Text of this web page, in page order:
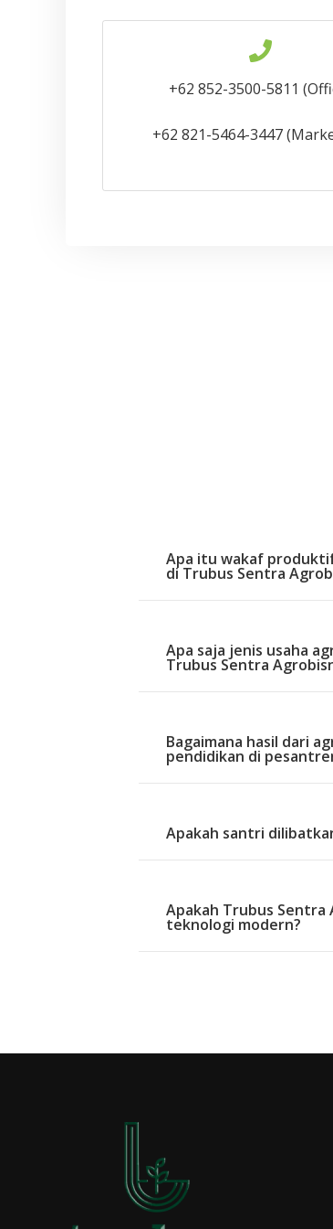
+62 852-3500-5811
+62 821-5464-3447
Apa itu wakaf
di Trubus Sentra
Apa saja jenis usaha
Trubus Sentra
Bagaimana hasil dari
pendidikan di
Apakah santri
Apakah Trubus Sentra
teknologi modern?